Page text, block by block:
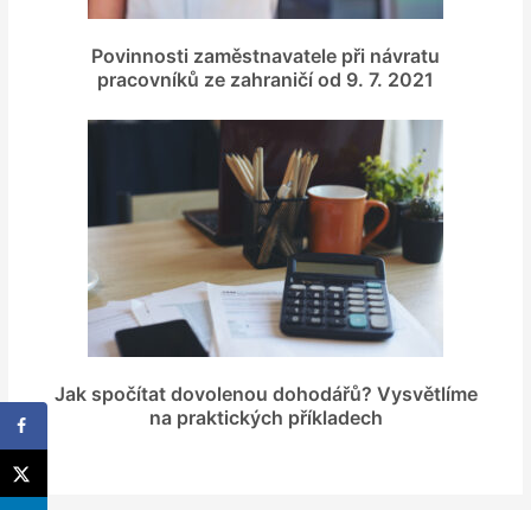
Povinnosti zaměstnavatele při návratu
pracovníků ze zahraničí od 9. 7. 2021
Jak spočítat dovolenou dohodářů? Vysvětlíme
na praktických příkladech